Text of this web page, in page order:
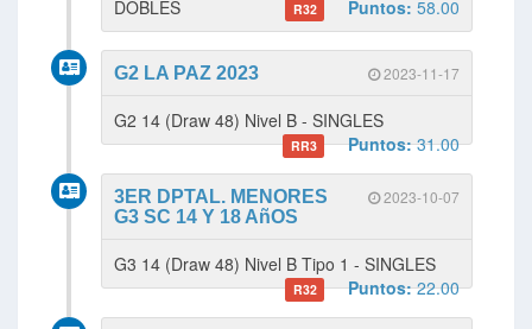
DOBLES
R32 Puntos: 58.00
2023-11-17
G2 LA PAZ 2023
G2 14 (Draw 48) Nivel B - SINGLES
RR3 Puntos:31.00
2023-10-07
3ER DPTAL. MENORES
G3 SC 14 Y 18 AñOS
G3 14 (Draw 48) Nivel B Tipo 1 - SINGLES
R32 Puntos:22.00